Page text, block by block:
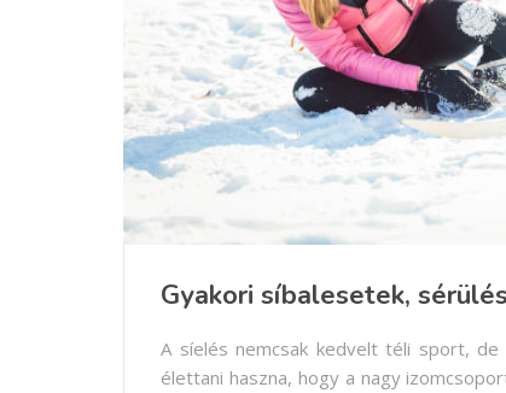
Gyakori síbalesetek,
A síelés nemcsak kedvelt téli sport,
élettani haszna, hogy a nagy